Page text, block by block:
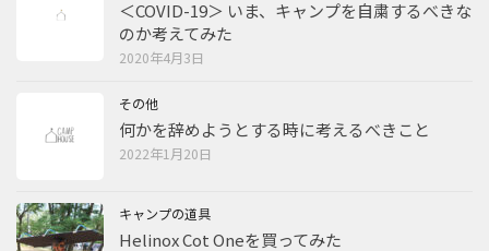
＜COVID-19＞ いま、キャンプを自粛するべきな
のか考えてみた
2020年4月3日
その他
何かを辞めようとする時に考えるべきこと
2022年1月20日
キャンプの道具
Helinox Cot Oneを買ってみた